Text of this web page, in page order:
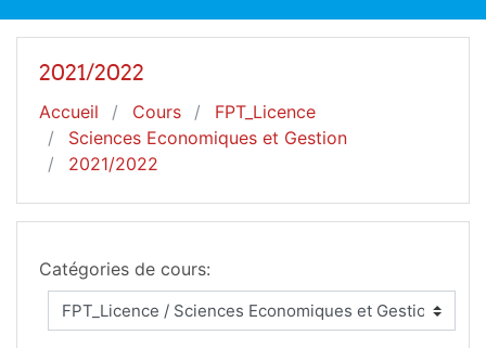
2021/2022
Accueil Cours
FPT_Licence
Sciences Economiques et Gestion
2021/2022
Catégories de cours: